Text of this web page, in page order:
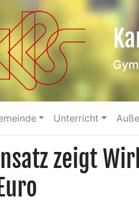
Unterricht
zeigt